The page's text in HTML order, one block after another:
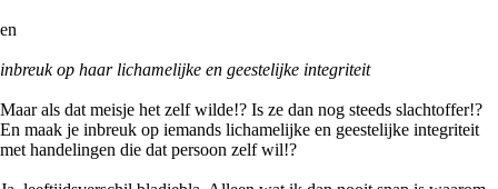
en
inbreuk op haar lichamelijke en geestelijke integriteit
Maar als dat meisje het zelf wilde!? Is ze dan nog steeds slachtoffer!?
En maak je inbreuk op iemands lichamelijke en geestelijke integriteit
met handelingen die dat persoon zelf wil!?